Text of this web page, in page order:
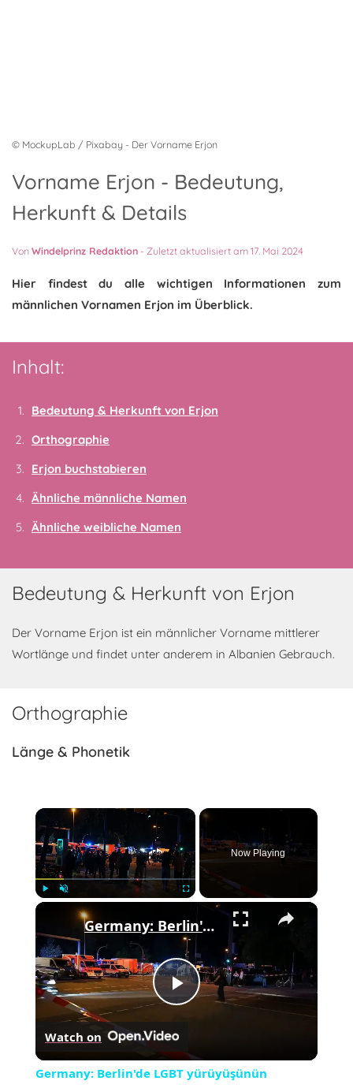
© MockupLab / Pixabay - Der Vorname Erjon
Vorname Erjon - Bedeutung,
Herkunft & Details
VonWindelprinz Redaktion - Zuletzt aktualisiert am 17. Mai 2024
Hier findest du alle wichtigen Informationen zum
männlichen Vornamen Erjon im Überblick.
Inhalt:
Bedeutung & Herkunft von Erjon
Orthographie
Erjon buchstabieren
Ähnliche männliche Namen
Ähnliche weibliche Namen
Bedeutung & Herkunft von Erjon
Der Vorname Erjon ist ein männlicher Vorname mittlerer
Wortlänge und findet unter anderem in Albanien Gebrauch.
Orthographie
Länge & Phonetik
×
Fullscreen
Now Playing
×
Play
Video
Germany: Berlin'de LGBT yürüyüşünün yapıldığı alanın yakınında bir araç kalabalığa daldı (2).
Watch on
Germany: Berlin'de LGBT yürüyüşünün